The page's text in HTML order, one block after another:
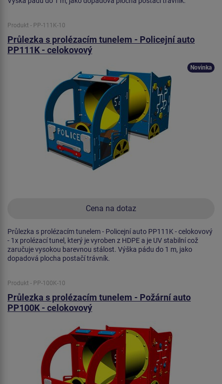
Produkt - PP-111K-10
Průlezka s prolézacím tunelem - Policejní auto
PP111K - celokovový
Cena na dotaz
Novinka
Průlezka s prolézacím tunelem - Policejní auto PP111K - celokovový
- 1x prolézací tunel, který je vyroben z HDPE a je UV stabilní což
zaručuje vysokou barevnou stálost. Výška pádu do 1 m, jako
dopadová plocha postačí trávník.
Produkt - PP-100K-10
Průlezka s prolézacím tunelem - Požární auto
PP100K - celokovový